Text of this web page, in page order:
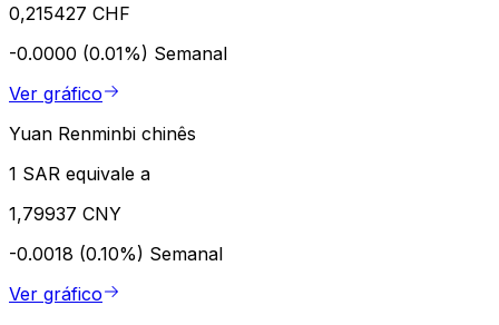
0,215427 CHF
-0.0000 (0.01%) Semanal
Ver gráfico
Yuan Renminbi chinês
1 SAR equivale a
1,79937 CNY
-0.0018 (0.10%) Semanal
Ver gráfico